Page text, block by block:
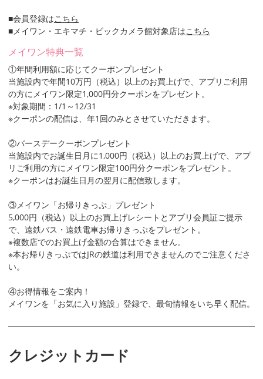
■会員登録はこちら
■メイワン・エキマチ・ビックカメラ館対象店はこちら
メイワン特典一覧
①年間利用額に応じてクーポンプレゼント
当施設内で年間10万円（税込）以上のお買上げで、アプリご利用
の方にメイワン限定1,000円分クーポンをプレゼント。
※対象期間：1/1～12/31
※クーポンの配信は、年1回のみとさせていただきます。
②バースデークーポンプレゼント
当施設内でお誕生日月に1,000円（税込）以上のお買上げで、アプ
リご利用の方にメイワン限定100円分クーポンをプレゼント。
※クーポンはお誕生日月の翌月に配信致します。
③メイワン「お帰りきっぷ」プレゼント
5,000円（税込）以上のお買上げレシートとアプリ会員証ご提示
で、遠鉄バス・遠鉄電車お帰りきっぷをプレゼント。
※複数店でのお買上げ金額の合算はできません。
※本お帰りきっぷではJRの鉄道は利用できませんのでご注意くださ
い。
④お得情報をご案内！
メイワンを「お気に入り施設」登録で、最旬情報をいち早く配信。
クレジットカード